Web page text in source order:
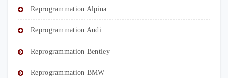
Reprogrammation Alpina
Reprogrammation Audi
Reprogrammation Bentley
Reprogrammation BMW